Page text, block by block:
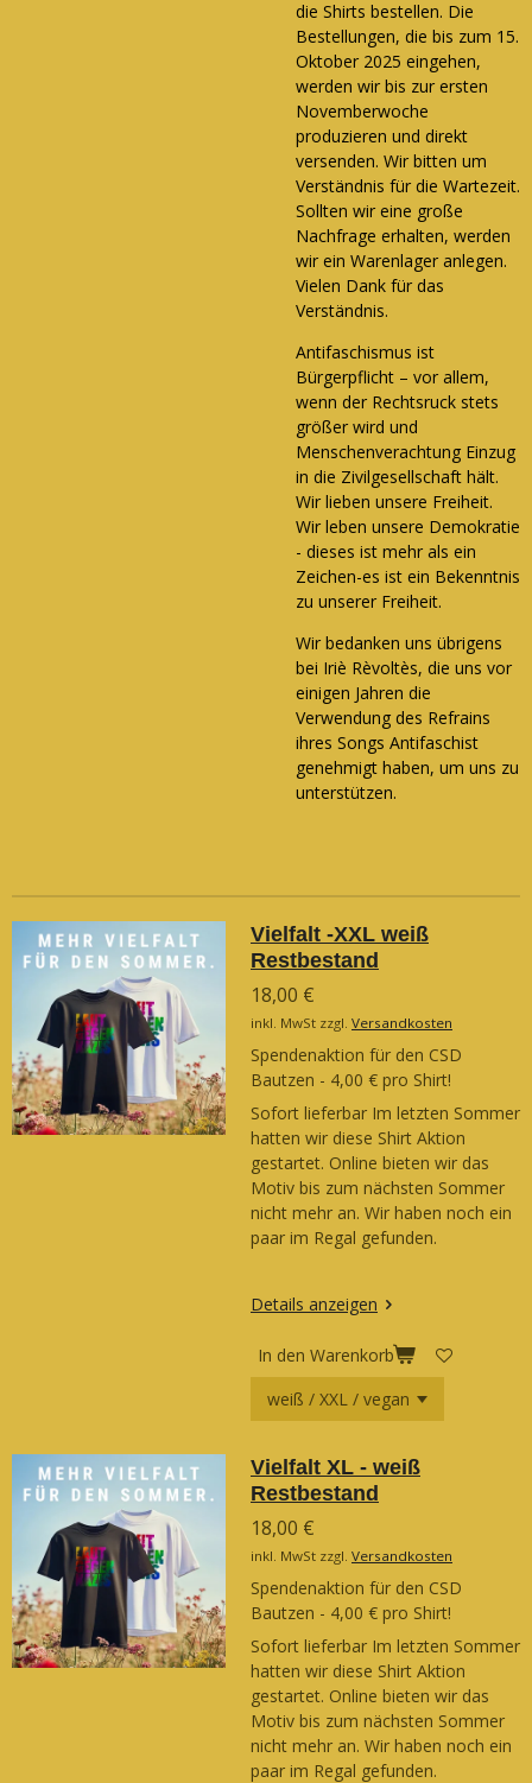
die Shirts bestellen. Die
Bestellungen, die bis zum 15.
Oktober 2025 eingehen,
werden wir bis zur ersten
Novemberwoche
produzieren und direkt
versenden. Wir bitten um
Verständnis für die Wartezeit.
Sollten wir eine große
Nachfrage erhalten, werden
wir ein Warenlager anlegen.
Vielen Dank für das
Verständnis.
Antifaschismus ist
Bürgerpflicht – vor allem,
wenn der Rechtsruck stets
größer wird und
Menschenverachtung Einzug
in die Zivilgesellschaft hält.
Wir lieben unsere Freiheit.
Wir leben unsere Demokratie
- dieses ist mehr als ein
Zeichen-es ist ein Bekenntnis
zu unserer Freiheit.
Wir bedanken uns übrigens
bei Iriè Rèvoltès, die uns vor
einigen Jahren die
Verwendung des Refrains
ihres Songs Antifaschist
genehmigt haben, um uns zu
unterstützen.
Vielfalt -XXL weiß
Restbestand
18,00 €
inkl. MwSt zzgl. Versandkosten
Spendenaktion für den CSD
Bautzen - 4,00 € pro Shirt!
Sofort lieferbar Im letzten Sommer
hatten wir diese Shirt Aktion
gestartet. Online bieten wir das
Motiv bis zum nächsten Sommer
nicht mehr an. Wir haben noch ein
paar im Regal gefunden.
Details anzeigen
In den Warenkorb
Vielfalt XL - weiß
Restbestand
18,00 €
inkl. MwSt zzgl. Versandkosten
Spendenaktion für den CSD
Bautzen - 4,00 € pro Shirt!
Sofort lieferbar Im letzten Sommer
hatten wir diese Shirt Aktion
gestartet. Online bieten wir das
Motiv bis zum nächsten Sommer
nicht mehr an. Wir haben noch ein
paar im Regal gefunden.